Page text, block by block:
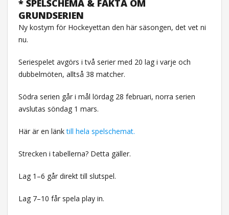
* SPELSCHEMA & FAKTA OM
GRUNDSERIEN
Ny kostym för Hockeyettan den här säsongen, det vet ni
nu.
Seriespelet avgörs i två serier med 20 lag i varje och
dubbelmöten, alltså 38 matcher.
Södra serien går i mål lördag 28 februari, norra serien
avslutas söndag 1 mars.
Här är en länktill hela spelschemat.
Strecken i tabellerna? Detta gäller.
Lag 1–6 går direkt till slutspel.
Lag 7–10 får spela play in.